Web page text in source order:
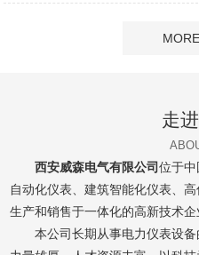
MORE
走
西安威森电气有限公司位于
自动化仪表、建筑智能化仪表、
生产和销售于一体化的高新技术企
本公司长期从事电力仪表设备